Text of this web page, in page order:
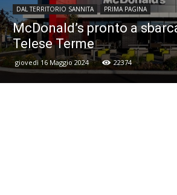
DAL TERRITORIO SANNITA PRIMA PAGINA
McDonald’s pronto a
Telese Terme
giovedì 16 Maggio 2024 22374